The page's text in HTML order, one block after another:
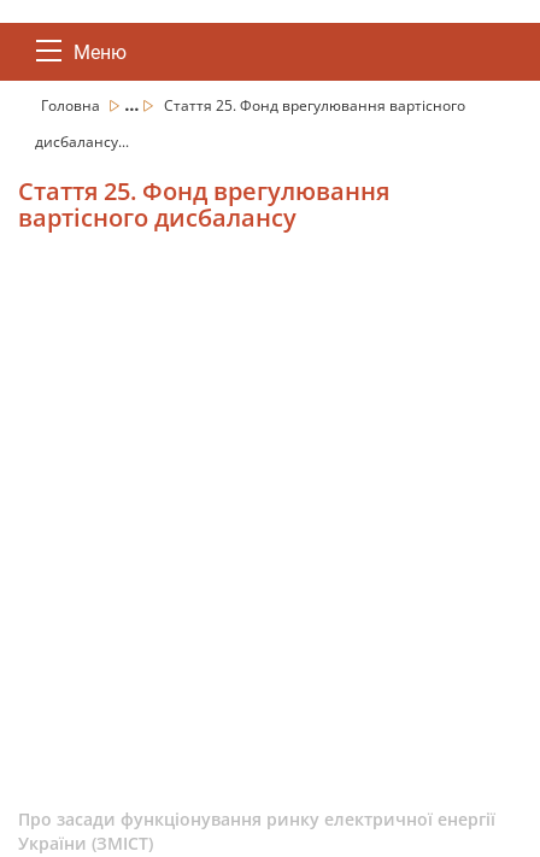
Меню
Головна ...
Стаття 25. Фонд врегулювання вартісного
дисбалансу...
Стаття 25. Фонд врегулювання
вартісного дисбалансу
Про засади функціонування ринку електричної енергії
України (ЗМІСТ)